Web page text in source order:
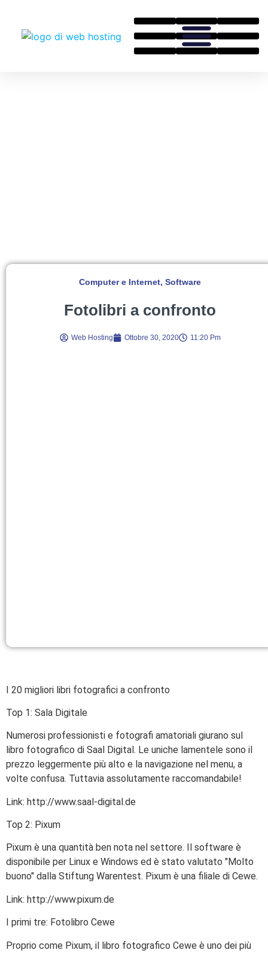
Computer e Internet, Software
Fotolibri a confronto
Web Hosting Ottobre 30, 2020 11:20 Pm
I 20 migliori libri fotografici a confronto
Top 1: Sala Digitale
Numerosi professionisti e fotografi amatoriali giurano sul
libro fotografico di Saal Digital. Le uniche lamentele sono il
prezzo leggermente più alto e la navigazione nel menu, a
volte confusa. Tuttavia assolutamente raccomandabile!
Link: http://www.saal-digital.de
Top 2: Pixum
Pixum è una quantità ben nota nel settore. Il software è
disponibile per Linux e Windows ed è stato valutato "Molto
buono" dalla Stiftung Warentest. Pixum è una filiale di Cewe.
Link: http://www.pixum.de
I primi tre: Fotolibro Cewe
Proprio come Pixum, il libro fotografico Cewe è uno dei più